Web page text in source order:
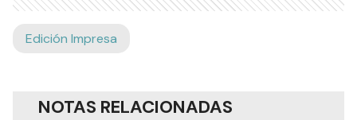
Edición Impresa
NOTAS RELACIONADAS